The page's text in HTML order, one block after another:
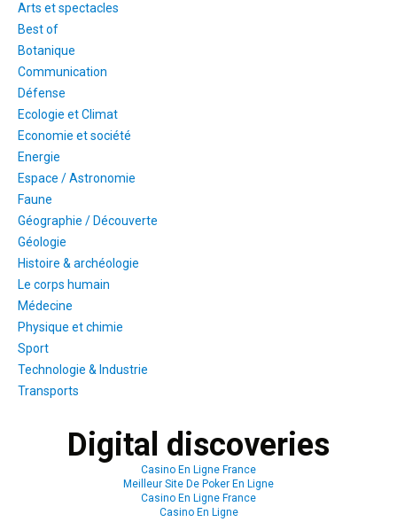
Arts et spectacles
Best of
Botanique
Communication
Défense
Ecologie et Climat
Economie et société
Energie
Espace / Astronomie
Faune
Géographie / Découverte
Géologie
Histoire & archéologie
Le corps humain
Médecine
Physique et chimie
Sport
Technologie & Industrie
Transports
Digital discoveries
Casino En Ligne France
Meilleur Site De Poker En Ligne
Casino En Ligne France
Casino En Ligne